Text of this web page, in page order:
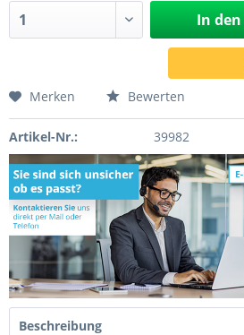
In den
Merken Bewerten
Artikel-Nr.: 39982
Beschreibung